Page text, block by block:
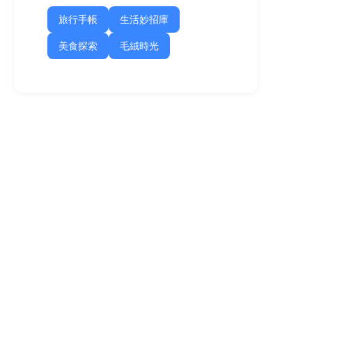
旅行手帳 生活妙招庫
美食探索 毛絨時光